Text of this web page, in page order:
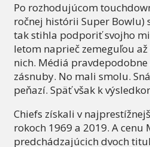
Po rozhodujúcom
ročnej histórii Super
tak stihla podporiť svojho
letom naprieč zemeguľou
nich. Médiá
zásnuby. No mali smolu.
peňazí. Späť však k
Chiefs získali v
rokoch 1969 a 2019. A
predchádzajúcich dvoch